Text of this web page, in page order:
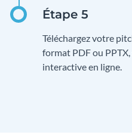
Téléchargez votre
format PDF ou
interactive en ligne.